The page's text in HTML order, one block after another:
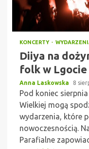
KONCERTY
Diiya na
folk w
Anna Laskowska 8
Pod koniec
Wielkiej mogą
wydarzenia, które
nowoczesnością.
Parafialne